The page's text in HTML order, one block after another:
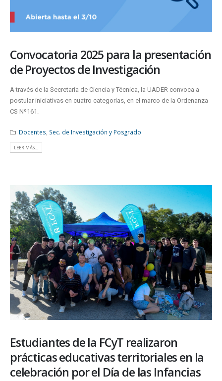
Convocatoria 2025 para la presentación
de Proyectos de Investigación
A través de la Secretaría de Ciencia y Técnica, la UADER convoca a
postular iniciativas en cuatro categorías, en el marco de la Ordenanza
CS Nº161.
Docentes Sec. de Investigación y Posgrado
LEER MÁS...
Estudiantes de la FCyT realizaron
prácticas educativas territoriales en la
celebración por el Día de las Infancias